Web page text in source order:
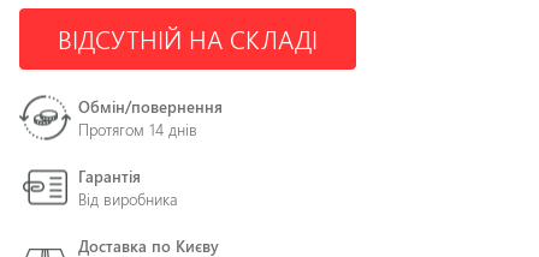
ВІДСУТНІЙ НА СКЛАДІ
Обмін/повернення
Протягом 14 днів
Гарантія
Від виробника
Доставка по Києву